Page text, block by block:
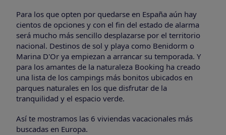
Para los que opten por quedarse en España aún hay
cientos de opciones y con el fin del estado de alarma
será mucho más sencillo desplazarse por el territorio
nacional. Destinos de sol y playa como Benidorm o
Marina D'Or ya empiezan a arrancar su temporada. Y
para los amantes de la naturaleza Booking ha creado
una lista de los campings más bonitos ubicados en
parques naturales en los que disfrutar de la
tranquilidad y el espacio verde.
Así te mostramos las 6 viviendas vacacionales más
buscadas en Europa.